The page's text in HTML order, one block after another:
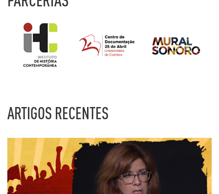
ARTIGOS RECENTES